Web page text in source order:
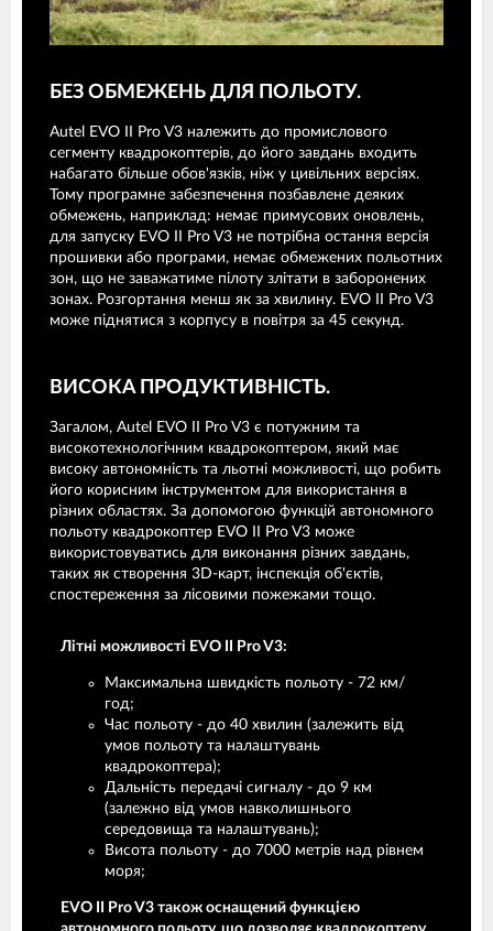
БЕЗ ОБМЕЖЕНЬ ДЛЯ ПОЛЬОТУ.
Autel EVO II Pro V3 належить до промислового
сегменту квадрокоптерів, до його завдань входить
набагато більше обов'язків, ніж у цивільних версіях.
Тому програмне забезпечення позбавлене деяких
обмежень, наприклад: немає примусових оновлень,
для запуску EVO II Pro V3 не потрібна остання версія
прошивки або програми, немає обмежених польотних
зон, що не заважатиме пілоту злітати в заборонених
зонах. Розгортання менш як за хвилину. EVO II Pro V3
може піднятися з корпусу в повітря за 45 секунд.
ВИСОКА ПРОДУКТИВНІСТЬ.
Загалом, Autel EVO II Pro V3 є потужним та
високотехнологічним квадрокоптером, який має
високу автономність та льотні можливості, що робить
його корисним інструментом для використання в
різних областях. За допомогою функцій автономного
польоту квадрокоптер EVO II Pro V3 може
використовуватись для виконання різних завдань,
таких як створення 3D-карт, інспекція об'єктів,
спостереження за лісовими пожежами тощо.
Літні можливості EVO II Pro V3:
Максимальна швидкість польоту - 72 км/
год;
Час польоту - до 40 хвилин (залежить від
умов польоту та налаштувань
квадрокоптера);
Дальність передачі сигналу - до 9 км
(залежно від умов навколишнього
середовища та налаштувань);
Висота польоту - до 7000 метрів над рівнем
моря;
EVO II Pro V3 також оснащений функцією